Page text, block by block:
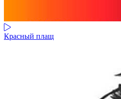
Красный плащ